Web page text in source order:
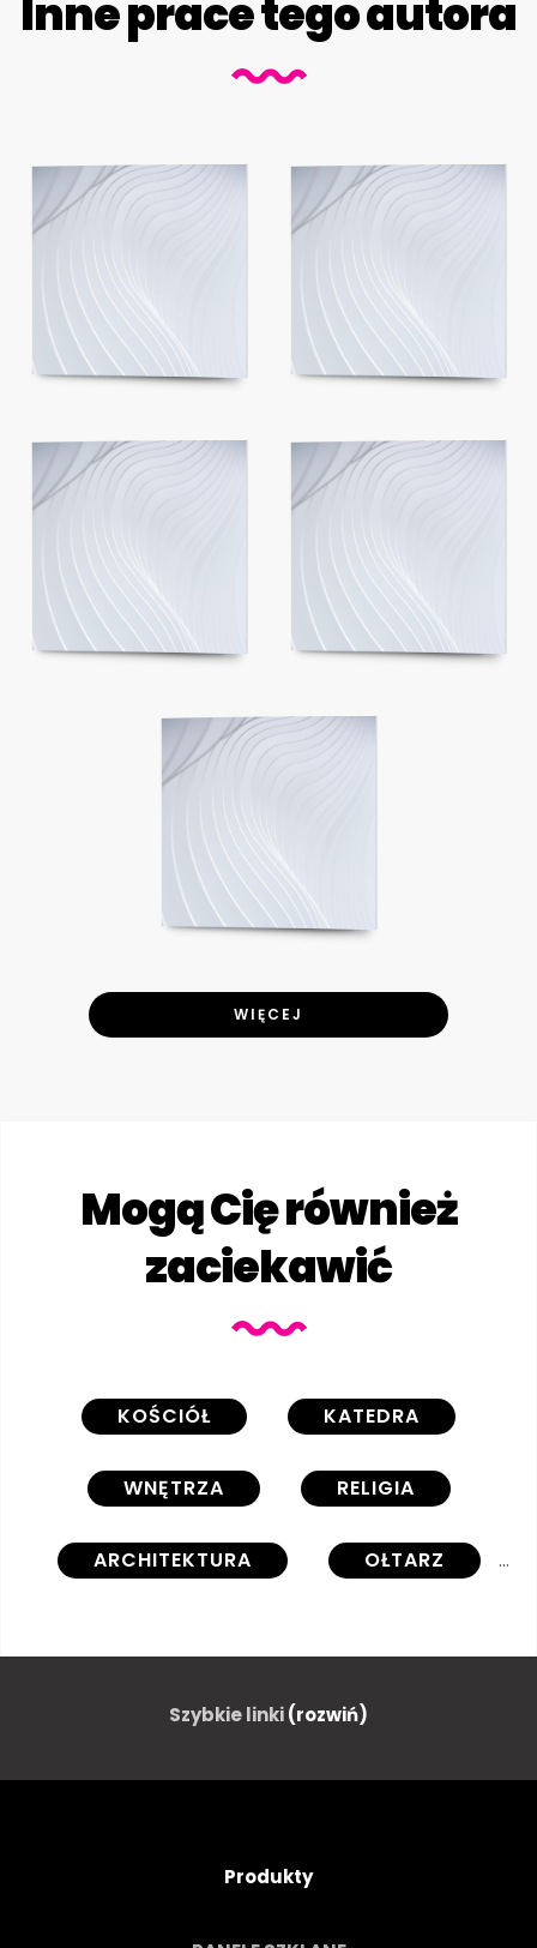
Inne prace tego autora
WIĘCEJ
Mogą Cię również
zaciekawić
KOŚCIÓŁ KATEDRA
WNĘTRZA RELIGIA
ARCHITEKTURA OŁTARZ
WEWNĄTRZ GOTYK
STARY CAPPELLA
Szybkie linki(rozwiń)
Produkty